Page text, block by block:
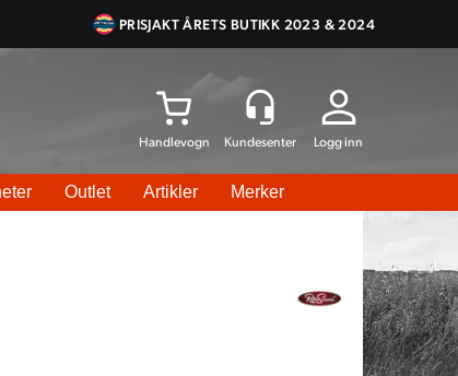
PRISJAKT ÅRETS BUTIKK 2023 & 2024
Logg inn
Outlet Artikler Merker